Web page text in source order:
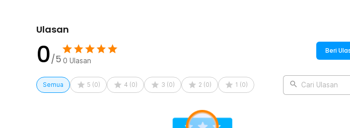
Ulasan
0/5 0 Ulasan
Beri
Semua 5 (0) 4 (0) 3 (0) 2 (0) 1 (0) Cari Ulasan